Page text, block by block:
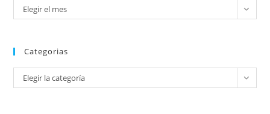
Elegir el mes
Categorias
Elegir la categoría